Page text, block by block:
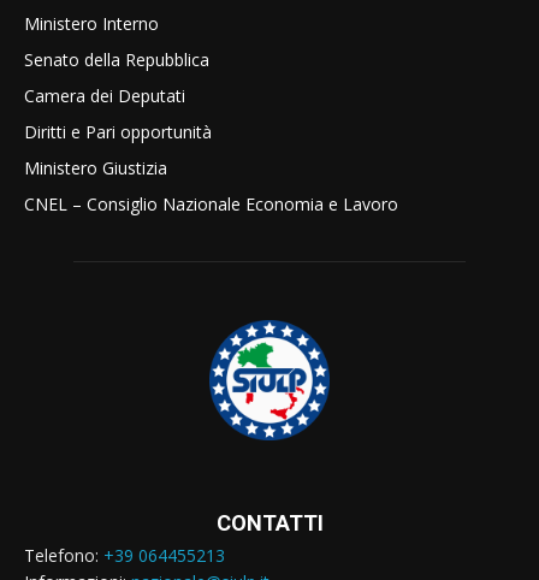
Ministero Interno
Senato della Repubblica
Camera dei Deputati
Diritti e Pari opportunità
Ministero Giustizia
CNEL – Consiglio Nazionale Economia e Lavoro
CONTATTI
Telefono: +39 064455213